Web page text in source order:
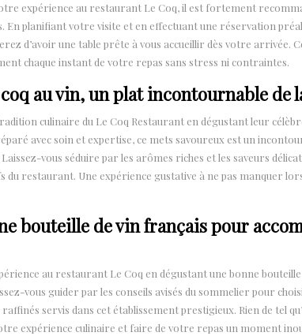
expérience au restaurant Le Coq, il est fortement
En planifiant votre visite et en effectuant une réservation
d’avoir une table prête à vous accueillir dès votre arrivée.
chaque instant de votre repas sans stress ni contraintes.
au vin, un plat incontournable de
culinaire du Le Coq Restaurant en dégustant leur
avec soin et expertise, ce mets savoureux est un
vous séduire par les arômes riches et les saveurs
du restaurant. Une expérience gustative à ne pas manquer
bouteille de vin français pour
au restaurant Le Coq en dégustant une bonne
vous guider par les conseils avisés du sommelier pour
servis dans cet établissement prestigieux. Rien de tel
expérience culinaire et faire de votre repas un moment